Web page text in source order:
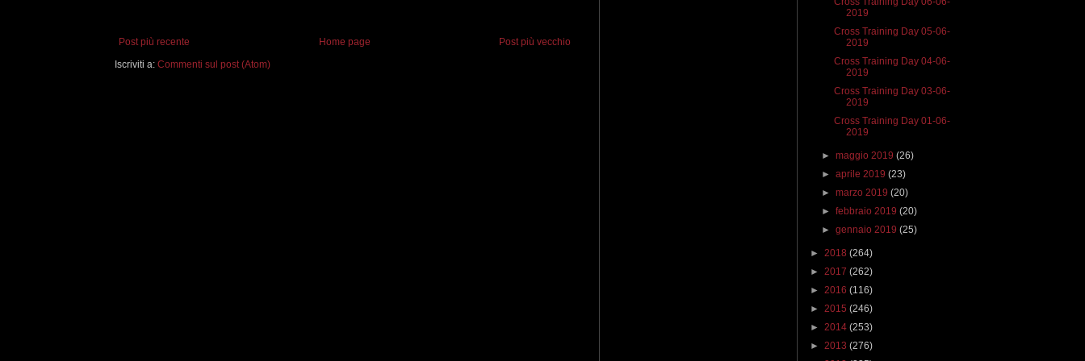
Post più recente Post più vecchio
Home page
Iscriviti a: Commenti sul post (Atom)
2019
Cross Training Day 05-06-
2019
Cross Training Day 04-06-
2019
Cross Training Day 03-06-
2019
Cross Training Day 01-06-
2019
►maggio 2019(26)
►aprile 2019(23)
►marzo 2019(20)
►febbraio 2019(20)
►gennaio 2019(25)
► 2018 (264)
► 2017 (262)
► 2016 (116)
► 2015 (246)
► 2014 (253)
► 2013 (276)